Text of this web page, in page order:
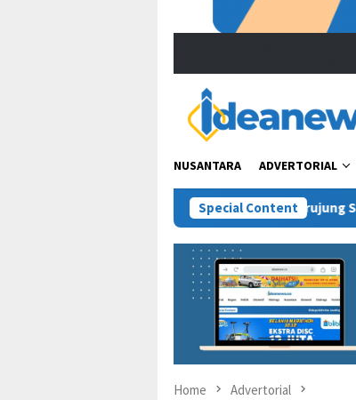
NUSANTARA ADVERTORIAL
Special Content
Nih Pasien” Berujung Sanksi, Jejak Etika Tenaga
Home Advertorial